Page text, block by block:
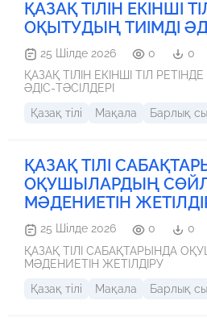
ҚАЗАҚ ТІЛІН ЕКІНШІ
ОҚЫТУДЫҢ ТИІМДІ
25 Шілде 2026 0
0
ҚАЗАҚ ТІЛІН ЕКІНШІ ТІЛ
ӘДІС-ТӘСІЛДЕРІ
Қазақ тілі
Мақала Барлық
ҚАЗАҚ ТІЛІ
ОҚУШЫЛАРДЫҢ
МӘДЕНИЕТІН
25 Шілде 2026 0
0
ҚАЗАҚ ТІЛІ САБАҚТАРЫНДА
МӘДЕНИЕТІН ЖЕТІЛДІРУ
Қазақ тілі
Мақала Барлық